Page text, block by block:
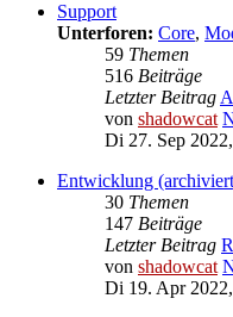
Support
Unterforen: Core,
59 Themen
516 Beiträge
Letzter Beitrag
von shadowcat
Di 27. Sep
Entwicklung
30 Themen
147 Beiträge
Letzter Beitrag
von shadowcat
Di 19. Apr